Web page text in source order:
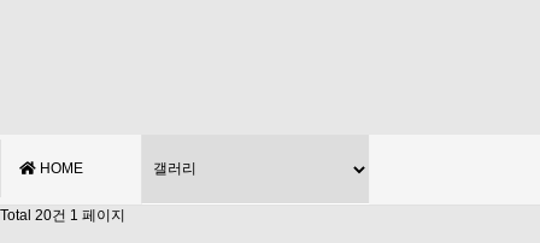
HOME
Total 20건 1 페이지